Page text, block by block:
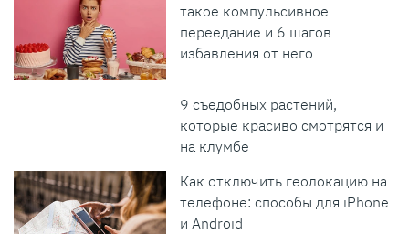
такое компульсивное
переедание и 6 шагов
избавления от него
9 съедобных растений,
которые красиво смотрятся и
на клумбе
Как отключить геолокацию на
телефоне: способы для iPhone
и Android